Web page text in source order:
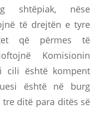
shtëpiak, nëse
të drejtën e tyre
që përmes të
Komisionin
cili është kompent
është në burg
ditë para ditës së